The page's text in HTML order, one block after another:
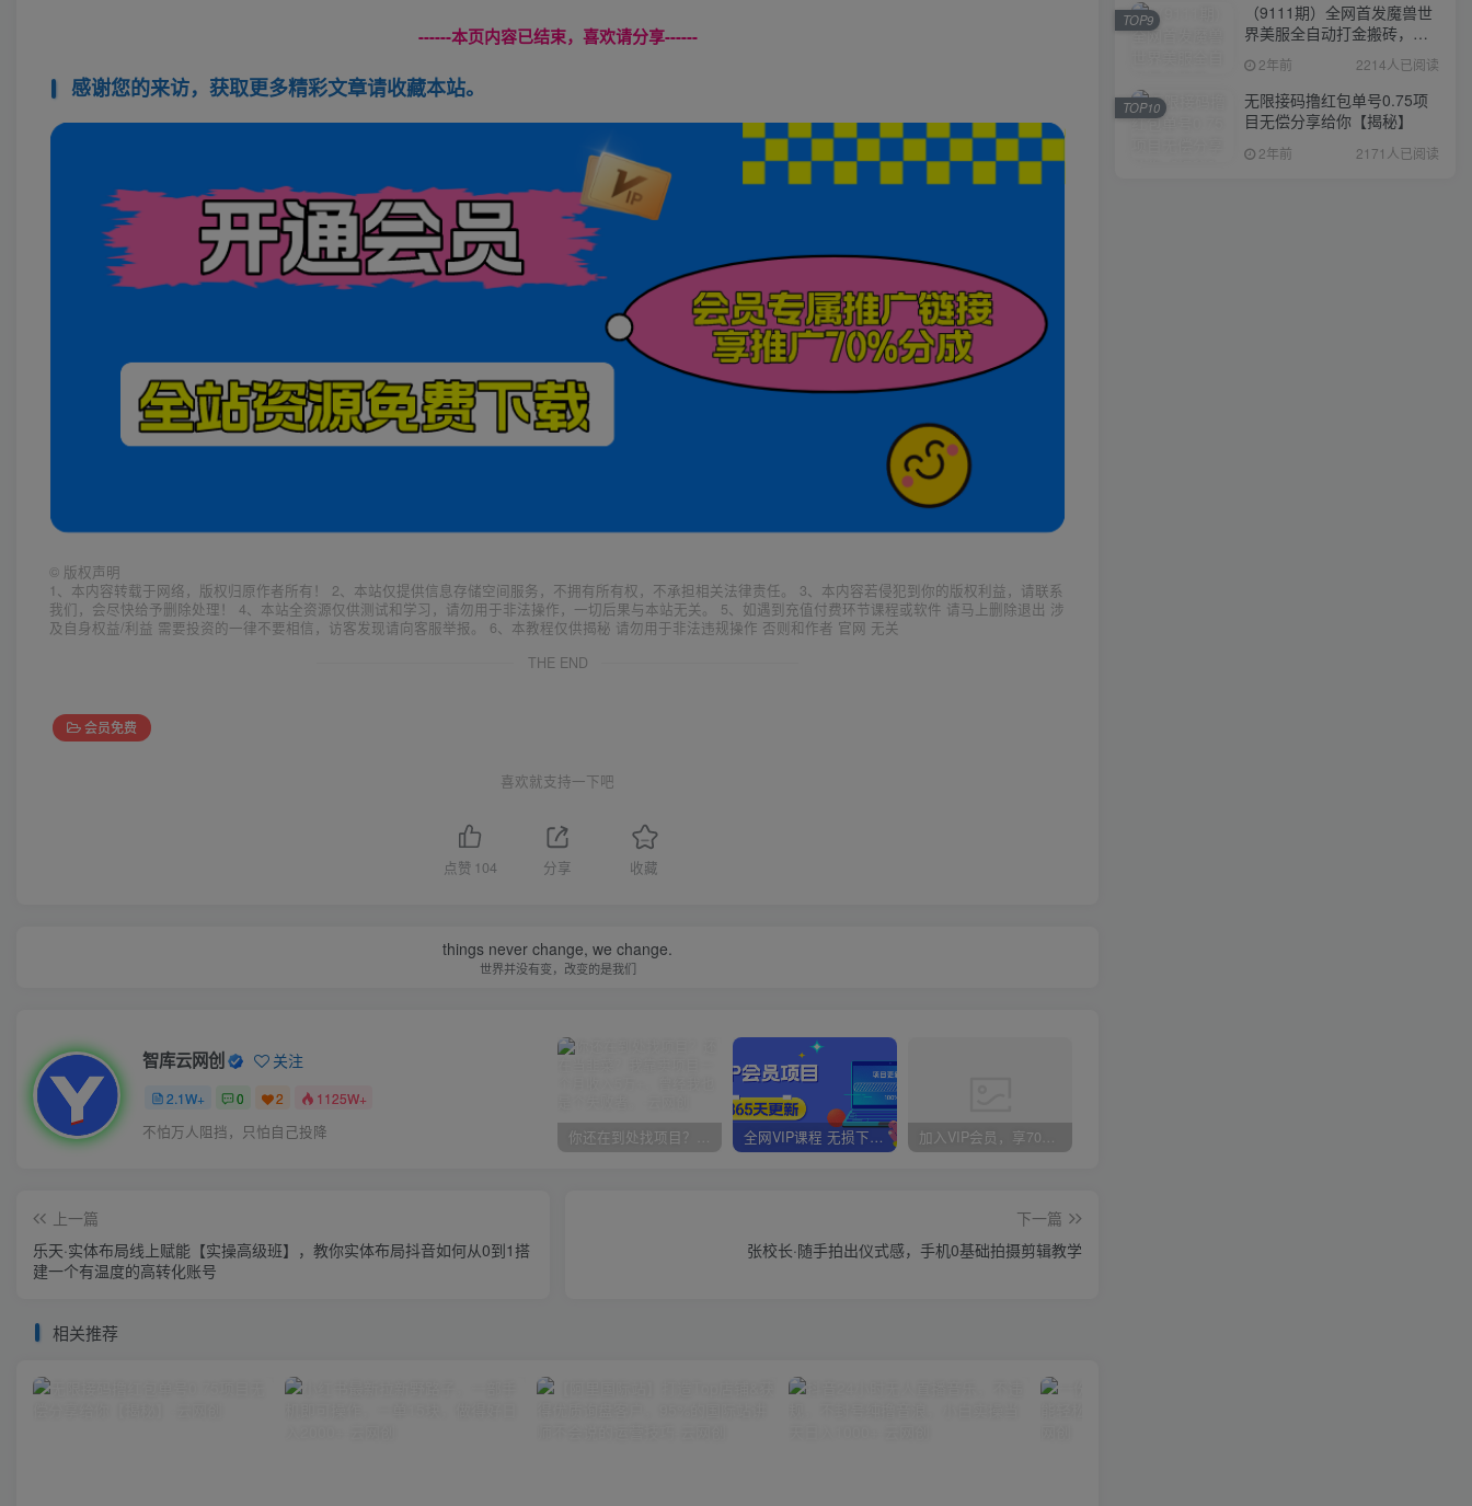
------本页内容已结束，喜欢请分享------
感谢您的来访，获取更多精彩文章请收藏本站。
© 版权声明
1、本内容转载于网络，版权归原作者所有！ 2、本站仅提供信息存储空间服务，不拥有所有权，不承担相关法律责任。 3、本内容若侵犯到你的版权利益，请联系
我们，会尽快给予删除处理！ 4、本站全资源仅供测试和学习，请勿用于非法操作，一切后果与本站无关。 5、如遇到充值付费环节课程或软件 请马上删除退出 涉
及自身权益/利益 需要投资的一律不要相信，访客发现请向客服举报。 6、本教程仅供揭秘 请勿用于非法违规操作 否则和作者 官网 无关
THE END
会员免费
喜欢就支持一下吧
点赞 104 分享 收藏
things never change, we change.
世界并没有变，改变的是我们
智库云网创 关注
2.1W+ 0 2 1125W+
不怕万人阻挡，只怕自己投降 你还在到处找项目？还在当韭菜？我靠卖项目一个月收入5万+，曾经我也是个失败者。 全网VIP课程 无损下载~ 加入VIP会员，享70%的推广提成，免费学习多种网上创业课程，菜鸟秒变大神！
上一篇
乐天·实体布局线上赋能【实操高级班】，教你实体布局抖音如何从0到1搭
建一个有温度的高转化账号
下一篇
张校长·随手拍出仪式感，​手机0基础拍摄剪辑教学
相关推荐
（9111期）全网首发魔兽世
界美服全自动打金搬砖，日
入1000+，简单好操作，保
姆级教学
2年前 2214人已阅读
TOP9
无限接码撸红包单号0.75项
目无偿分享给你【揭秘】
2年前 2171人已阅读
TOP10